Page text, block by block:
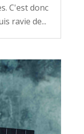
C'est donc
ravie de...